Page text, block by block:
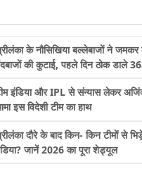
के नौसिखिया बल्लेबाजों ने जमकर
की कुटाई, पहले दिन ठोक डाले
इंडिया और IPL से संन्यास लेकर
इस विदेशी टीम का हाथ
दौरे के बाद किन- किन टीमों से
जानें 2026 का पूरा शेड्यूल